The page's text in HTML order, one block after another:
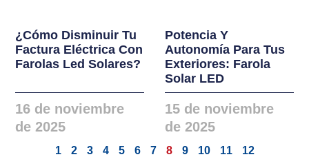
¿Cómo Disminuir Tu
Factura Eléctrica Con
Farolas Led Solares?
16 de noviembre
de 2025
Potencia Y
Autonomía Para Tus
Exteriores: Farola
Solar LED
15 de noviembre
de 2025
1 2 3 4 5 6 7 8 9 10 11 12